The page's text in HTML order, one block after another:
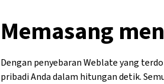
Memasang
Dengan penyebaran Weblate yang
pribadi Anda dalam hitungan detik.